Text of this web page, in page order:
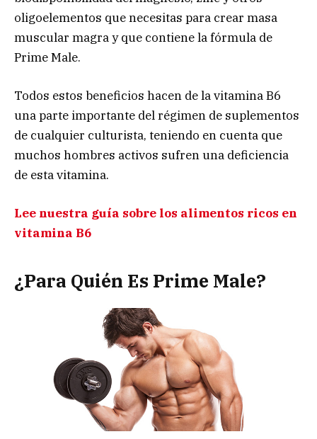
oligoelementos que necesitas para crear masa
muscular magra y que contiene la fórmula de
Prime Male.
Todos estos beneficios hacen de la vitamina B6
una parte importante del régimen de suplementos
de cualquier culturista, teniendo en cuenta que
muchos hombres activos sufren una deficiencia
de esta vitamina.
Lee nuestra guía sobre los alimentos ricos en
vitamina B6
¿Para Quién Es Prime Male?